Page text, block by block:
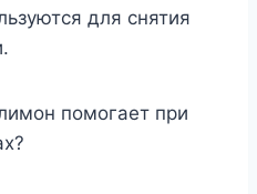
для снятия
помогает при